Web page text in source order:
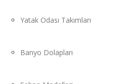
Yatak Odası Takımları
Banyo Dolapları